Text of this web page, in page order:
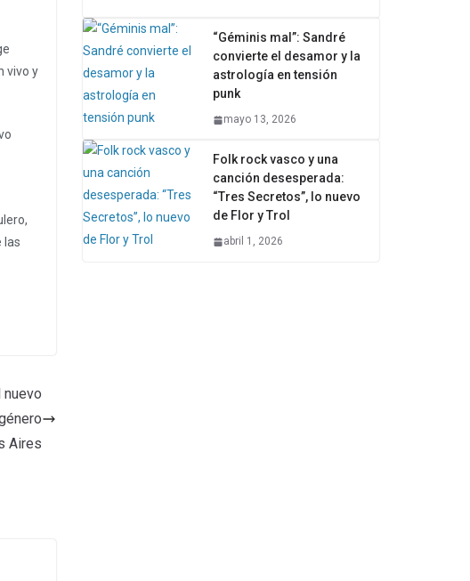
vivo y
las
nuevo
Aires
“Géminis mal”: Sandré
convierte el desamor y la
astrología en tensión
punk
mayo 13, 2026
Folk rock vasco y una
canción desesperada:
“Tres Secretos”, lo nuevo
de Flor y Trol
abril 1, 2026